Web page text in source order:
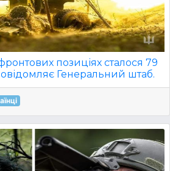
позиціях сталося 79
Генеральний штаб.